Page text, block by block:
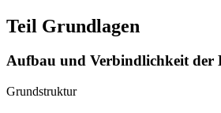
Teil Grundlagen
Aufbau und Verbindlichkeit der
Grundstruktur